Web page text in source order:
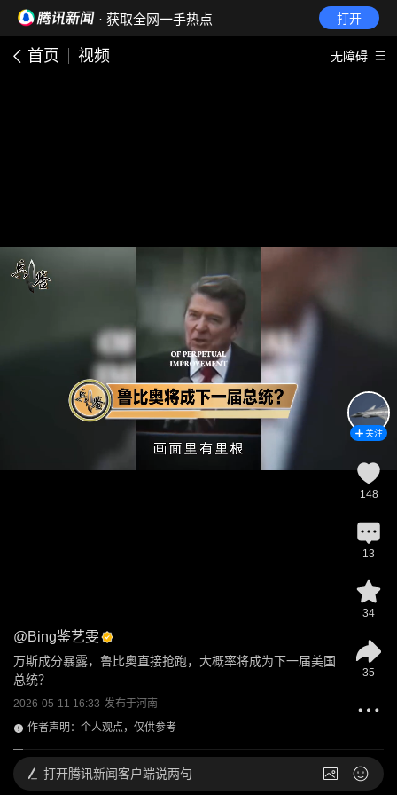
· 获取全网一手热点 打开
首页 视频 无障碍
@Bing鉴艺雯
万斯成分暴露，鲁比奥直接抢跑，大概率将成为下一届美国
总统？
2026-05-11 16:33 发布于河南
作者声明：个人观点，仅供参考
关注
148
13
34
35
打开腾讯新闻客户端说两句